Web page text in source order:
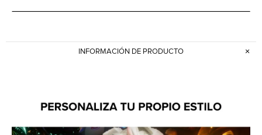
INFORMACIÓN DE PRODUCTO